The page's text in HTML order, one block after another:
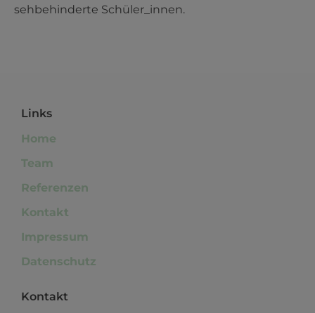
sehbehinderte Schüler_innen.
Links
Home
Team
Referenzen
Kontakt
Impressum
Datenschutz
Kontakt